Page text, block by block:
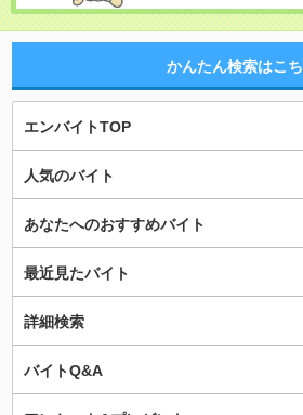
かんたん検索はこ
エンバイトTOP
人気のバイト
あなたへのおすすめバイト
最近見たバイト
詳細検索
バイトQ&A